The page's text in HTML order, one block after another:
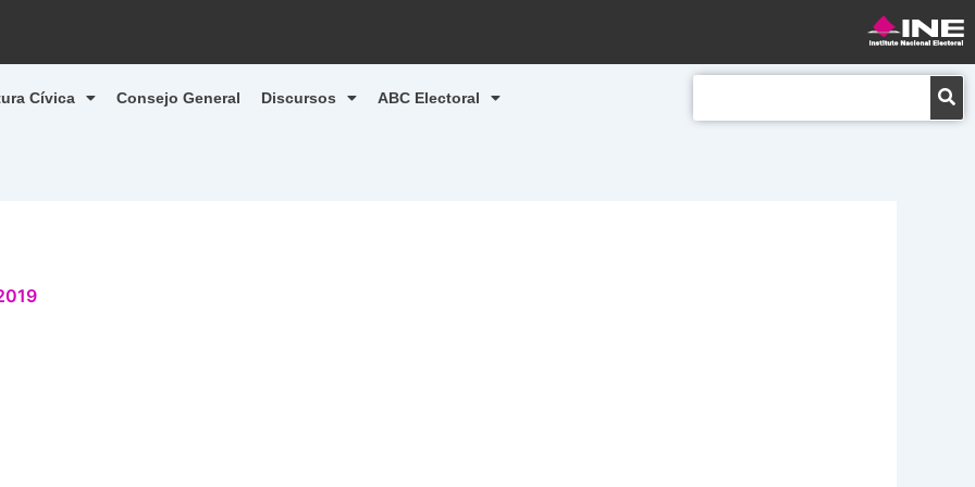
Cívica Consejo General Discursos ABC Electoral